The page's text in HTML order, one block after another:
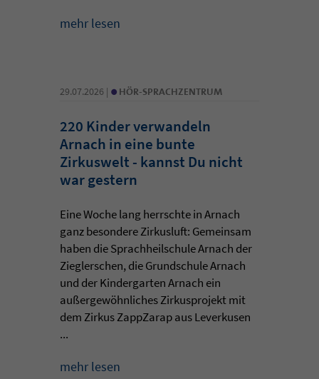
mehr lesen
29.07.2026 | • HÖR-SPRACHZENTRUM
220 Kinder verwandeln
Arnach in eine bunte
Zirkuswelt - kannst Du nicht
war gestern
Eine Woche lang herrschte in Arnach
ganz besondere Zirkusluft: Gemeinsam
haben die Sprachheilschule Arnach der
Zieglerschen, die Grundschule Arnach
und der Kindergarten Arnach ein
außergewöhnliches Zirkusprojekt mit
dem Zirkus ZappZarap aus Leverkusen
...
mehr lesen